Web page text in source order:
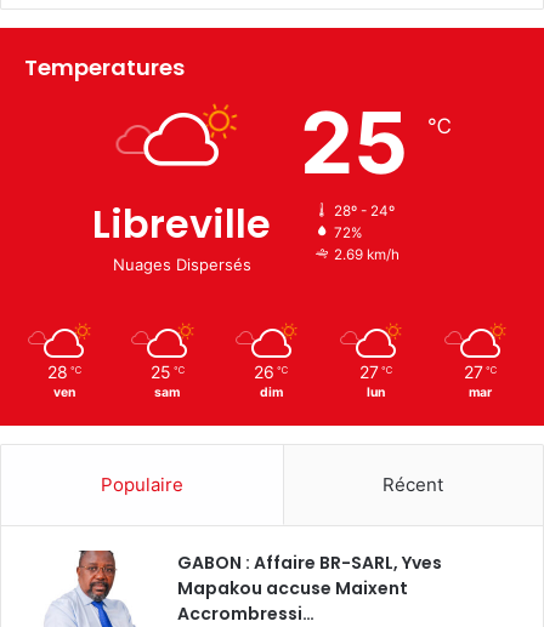
Temperatures
Libreville
Nuages Dispersés
25 ℃
28º - 24º
72%
2.69 km/h
28 ℃
ven
25 ℃
sam
26 ℃
dim
27 ℃
lun
27 ℃
mar
Populaire Récent
GABON : Affaire BR-SARL, Yves
Mapakou accuse Maixent
Accrombressi…